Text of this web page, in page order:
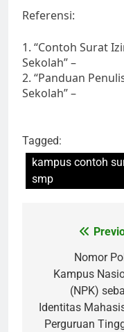
Referensi:
1. “Contoh Surat
Sekolah” –
2. “Panduan
Sekolah” –
Tagged:
kampus contoh
smp
Nomor
Kampus
(NPK)
Identitas
Perguruan